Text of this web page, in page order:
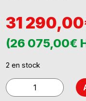
31
(26 075,00€
2 en stock
quantité
de